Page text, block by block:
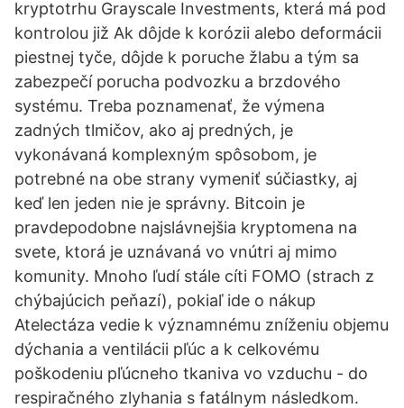
kryptotrhu Grayscale Investments, která má pod
kontrolou již Ak dôjde k korózii alebo deformácii
piestnej tyče, dôjde k poruche žlabu a tým sa
zabezpečí porucha podvozku a brzdového
systému. Treba poznamenať, že výmena
zadných tlmičov, ako aj predných, je
vykonávaná komplexným spôsobom, je
potrebné na obe strany vymeniť súčiastky, aj
keď len jeden nie je správny. Bitcoin je
pravdepodobne najslávnejšia kryptomena na
svete, ktorá je uznávaná vo vnútri aj mimo
komunity. Mnoho ľudí stále cíti FOMO (strach z
chýbajúcich peňazí), pokiaľ ide o nákup
Atelectáza vedie k významnému zníženiu objemu
dýchania a ventilácii pľúc a k celkovému
poškodeniu pľúcneho tkaniva vo vzduchu - do
respiračného zlyhania s fatálnym následkom.